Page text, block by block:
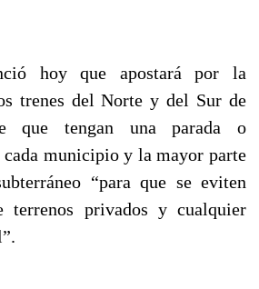
hoy que apostará por la
trenes del Norte y del Sur de
que tengan una parada o
municipio y la mayor parte
“para que se eviten
terrenos privados y cualquier